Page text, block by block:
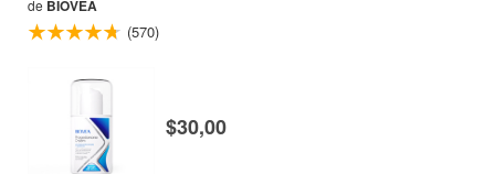
de BIOVEA
(570)
$30,00